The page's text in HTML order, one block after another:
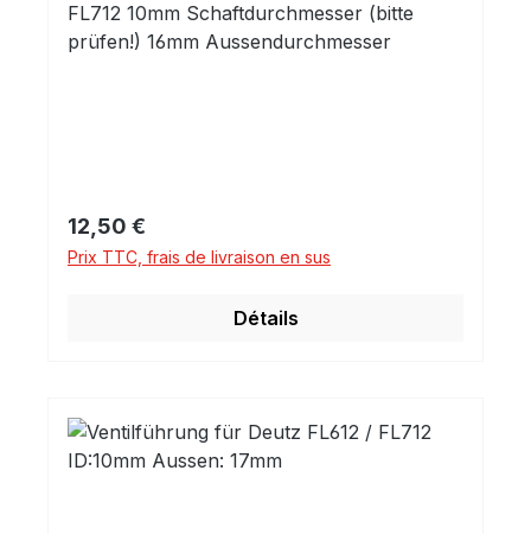
FL712 10mm Schaftdurchmesser (bitte
prüfen!) 16mm Aussendurchmesser
Prix régulier :
12,50 €
Prix TTC, frais de livraison en sus
Détails